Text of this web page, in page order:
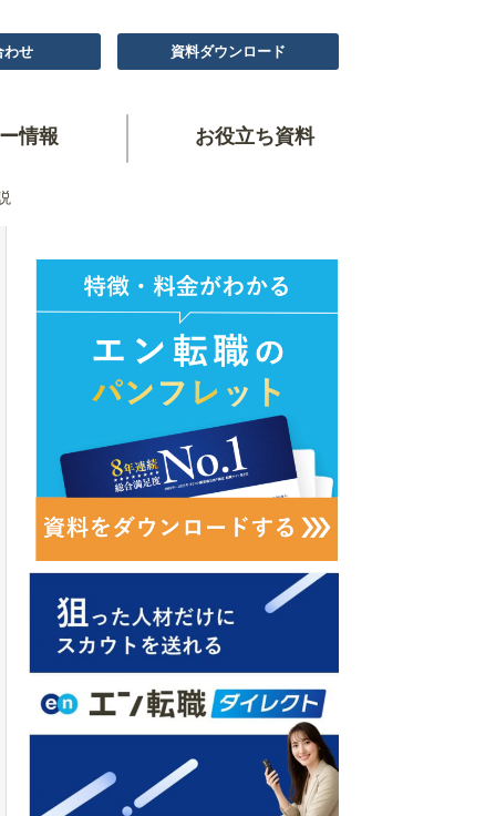
わせ 資料ダウンロード
情報 お役立ち資料